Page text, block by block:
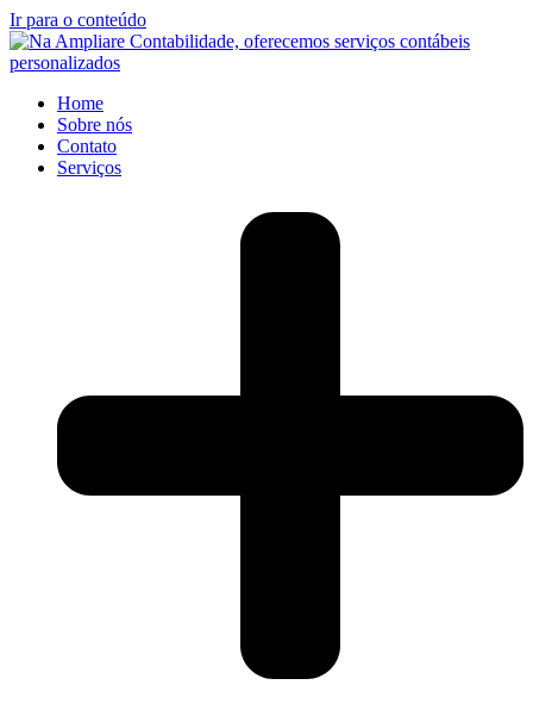
Ir para o conteúdo
Home
Sobre nós
Contato
Serviços